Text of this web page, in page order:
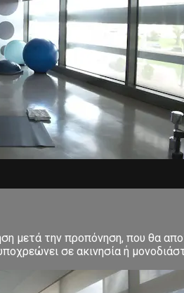
μετά την προπόνηση, που θα
σε ακινησία ή